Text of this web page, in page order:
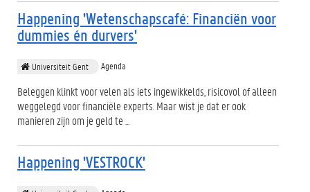
Happening 'Wetenschapscafé: Financiën voor
dummies én durvers'
Universiteit Gent Agenda
Beleggen klinkt voor velen als iets ingewikkelds, risicovol of alleen
weggelegd voor financiële experts. Maar wist je dat er ook
manieren zijn om je geld te ...
Happening 'VESTROCK'